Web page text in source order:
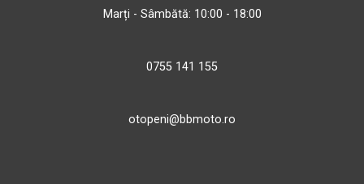
Marți - Sâmbătă: 10:00 - 18:00
0755 141 155
otopeni@bbmoto.ro